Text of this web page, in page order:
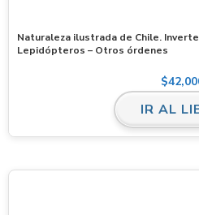
Naturaleza ilustrada de Chile.
Lepidópteros – Otros órdenes
$
IR AL